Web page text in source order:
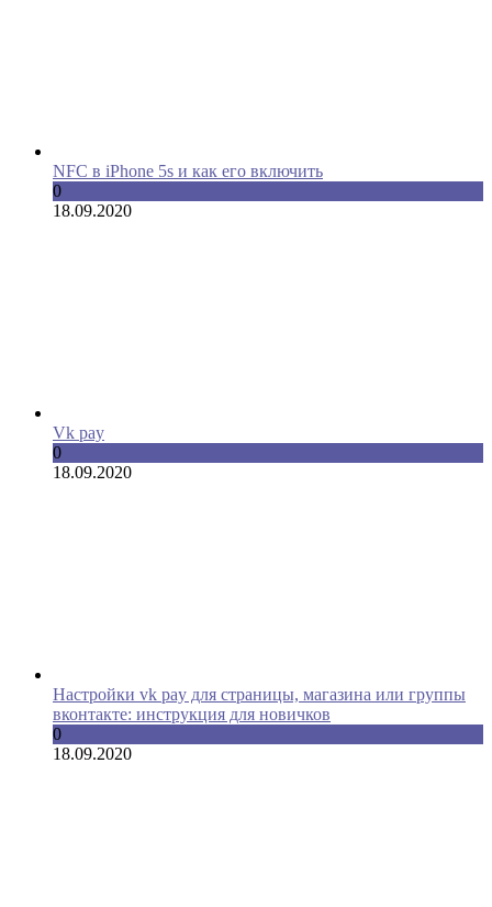
NFC в iPhone 5s и как его включить
0
18.09.2020
Vk pay
0
18.09.2020
Настройки vk pay для страницы, магазина или группы
вконтакте: инструкция для новичков
0
18.09.2020